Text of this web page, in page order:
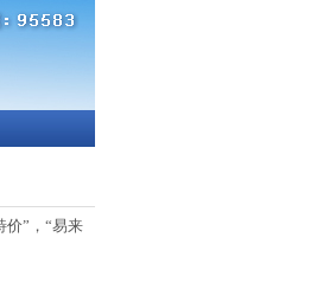
价”，“易来